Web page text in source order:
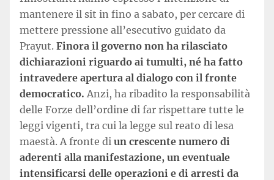
mantenere il sit in fino a sabato, per cercare di
mettere pressione all’esecutivo guidato da
Prayut. Finora il governo non ha rilasciato
dichiarazioni riguardo ai tumulti, né ha fatto
intravedere apertura al dialogo con il fronte
democratico. Anzi, ha ribadito la responsabilità
delle Forze dell’ordine di far rispettare tutte le
leggi vigenti, tra cui la legge sul reato di lesa
maestà. A fronte di un crescente numero di
aderenti alla manifestazione, un eventuale
intensificarsi delle operazioni e di arresti da